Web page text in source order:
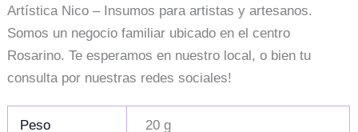
Artística Nico – Insumos para artistas y artesanos.
Somos un negocio familiar ubicado en el centro
Rosarino. Te esperamos en nuestro local, o bien tu
consulta por nuestras redes sociales!
Peso 20 g